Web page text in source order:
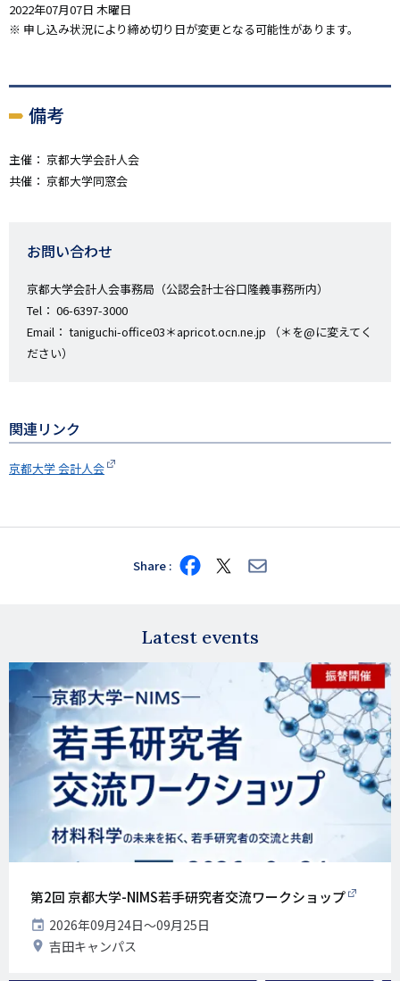
2022年07月07日 木曜日
※ 申し込み状況により締め切り日が変更となる可能性があります。
備考
主催： 京都大学会計人会
共催： 京都大学同窓会
お問い合わせ
京都大学会計人会事務局（公認会計士谷口隆義事務所内）
Tel： 06-6397-3000
Email： taniguchi-office03＊apricot.ocn.ne.jp （＊を@に変えてく
ださい）
関連リンク
京都大学 会計人会
Share Share
on
Share
on
Share
via
Latest events
第2回 京都大学-NIMS若手研究者交流ワークショップ
開
催
日
2026年09月24日〜09月25日
開 吉田キャンパス